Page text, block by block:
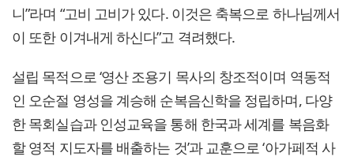
니”라며 “고비 고비가 있다. 이것은 축복으로 하나님께서
이 또한 이겨내게 하신다”고 격려했다.
설립 목적으로 ‘영산 조용기 목사의 창조적이며 역동적
인 오순절 영성을 계승해 순복음신학을 정립하며, 다양
한 목회실습과 인성교육을 통해 한국과 세계를 복음화
할 영적 지도자를 배출하는 것’과 교훈으로 ‘아가페적 사